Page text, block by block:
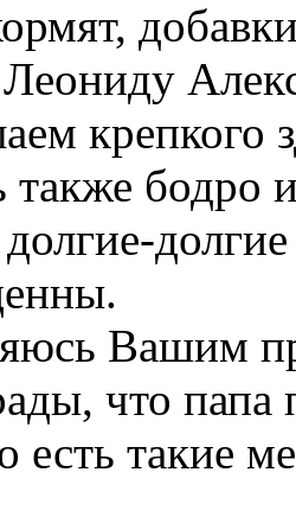
крепкого
также бодро
Вашим
что папа
есть такие